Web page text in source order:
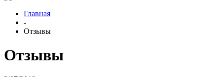
Главная
-
Отзывы
Отзывы